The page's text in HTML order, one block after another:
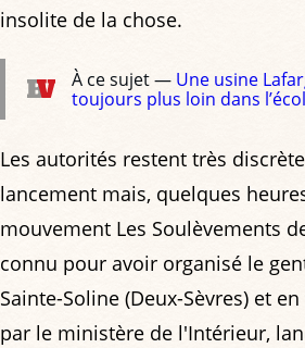
insolite de la chose.
À ce sujet — Une usine
toujours plus loin dans
Les autorités restent très
lancement mais, quelques
mouvement Les Soulèvements
connu pour avoir organisé le
Sainte-Soline (Deux-Sèvres) et
par le ministère de l'Intérieur,